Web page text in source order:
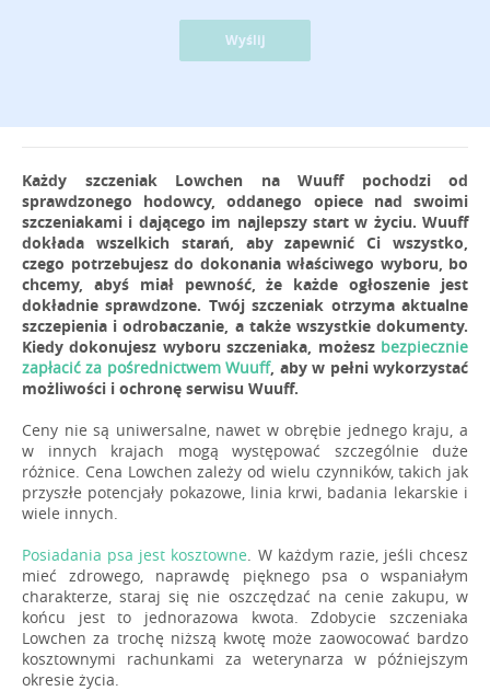
Wyślij
Każdy szczeniak Lowchen na Wuuff pochodzi od
sprawdzonego hodowcy, oddanego opiece nad swoimi
szczeniakami i dającego im najlepszy start w życiu. Wuuff
dokłada wszelkich starań, aby zapewnić Ci wszystko,
czego potrzebujesz do dokonania właściwego wyboru, bo
chcemy, abyś miał pewność, że każde ogłoszenie jest
dokładnie sprawdzone. Twój szczeniak otrzyma aktualne
szczepienia i odrobaczanie, a także wszystkie dokumenty.
Kiedy dokonujesz wyboru szczeniaka, możesz bezpiecznie
zapłacić za pośrednictwem Wuuff, aby w pełni wykorzystać
możliwości i ochronę serwisu Wuuff.
Ceny nie są uniwersalne, nawet w obrębie jednego kraju, a
w innych krajach mogą występować szczególnie duże
różnice. Cena Lowchen zależy od wielu czynników, takich jak
przyszłe potencjały pokazowe, linia krwi, badania lekarskie i
wiele innych.
Posiadania psa jest kosztowne . W każdym razie, jeśli chcesz
mieć zdrowego, naprawdę pięknego psa o wspaniałym
charakterze, staraj się nie oszczędzać na cenie zakupu, w
końcu jest to jednorazowa kwota. Zdobycie szczeniaka
Lowchen za trochę niższą kwotę może zaowocować bardzo
kosztownymi rachunkami za weterynarza w późniejszym
okresie życia.